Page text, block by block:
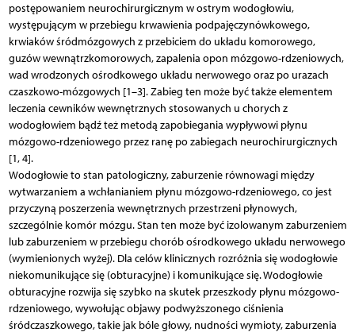
postępowaniem neurochirurgicznym w ostrym wodogłowiu,
występującym w przebiegu krwawienia podpajęczynówkowego,
krwiaków śródmózgowych z przebiciem do układu komorowego,
guzów wewnątrzkomorowych, zapalenia opon mózgowo-rdzeniowych,
wad wrodzonych ośrodkowego układu nerwowego oraz po urazach
czaszkowo-mózgowych [1–3]. Zabieg ten może być także elementem
leczenia cewników wewnętrznych stosowanych u chorych z
wodogłowiem bądź też metodą zapobiegania wypływowi płynu
mózgowo-rdzeniowego przez ranę po zabiegach neurochirurgicznych
[1, 4].
Wodogłowie to stan patologiczny, zaburzenie równowagi między
wytwarzaniem a wchłanianiem płynu mózgowo-rdzeniowego, co jest
przyczyną poszerzenia wewnętrznych przestrzeni płynowych,
szczególnie komór mózgu. Stan ten może być izolowanym zaburzeniem
lub zaburzeniem w przebiegu chorób ośrodkowego układu nerwowego
(wymienionych wyżej). Dla celów klinicznych rozróżnia się wodogłowie
niekomunikujące się (obturacyjne) i komunikujące się. Wodogłowie
obturacyjne rozwija się szybko na skutek przeszkody płynu mózgowo-
rdzeniowego, wywołując objawy podwyższonego ciśnienia
śródczaszkowego, takie jak bóle głowy, nudności wymioty, zaburzenia